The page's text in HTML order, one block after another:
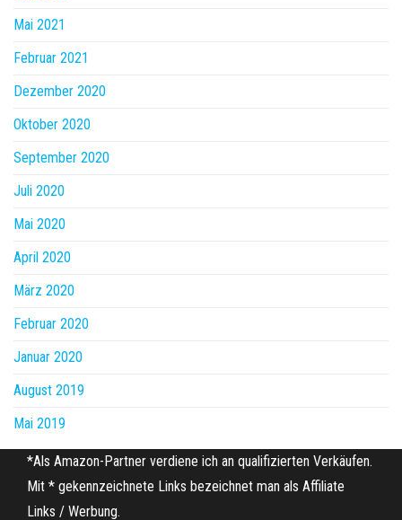
Mai 2021
Februar 2021
Dezember 2020
Oktober 2020
September 2020
Juli 2020
Mai 2020
April 2020
März 2020
Februar 2020
Januar 2020
August 2019
Mai 2019
*Als Amazon-Partner verdiene ich an qualifizierten Verkäufen.
Mit * gekennzeichnete Links bezeichnet man als Affiliate
Links / Werbung.